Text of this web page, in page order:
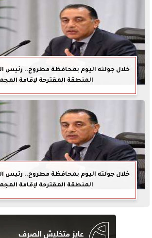
خلال جولته اليوم بمحافظة مطروح.. رئيس
المنطقة المقترحة لإقامة
خلال جولته اليوم بمحافظة مطروح.. رئيس
المنطقة المقترحة لإقامة